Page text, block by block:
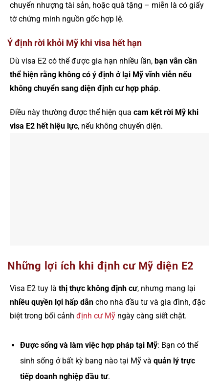
chuyển nhượng tài sản, hoặc quà tặng – miễn là có giấy
tờ chứng minh nguồn gốc hợp lệ.
Ý định rời khỏi Mỹ khi visa hết hạn
Dù visa E2 có thể được gia hạn nhiều lần, bạn vẫn cần
thể hiện rằng không có ý định ở lại Mỹ vĩnh viễn nếu
không chuyển sang diện định cư hợp pháp.
Điều này thường được thể hiện qua cam kết rời Mỹ khi
visa E2 hết hiệu lực, nếu không chuyển diện.
Những lợi ích khi định cư Mỹ diện E2
Visa E2 tuy là thị thực không định cư, nhưng mang lại
nhiều quyền lợi hấp dẫn cho nhà đầu tư và gia đình, đặc
biệt trong bối cảnh định cư Mỹ ngày càng siết chặt.
Được sống và làm việc hợp pháp tại Mỹ: Bạn có thể
sinh sống ở bất kỳ bang nào tại Mỹ và quản lý trực
tiếp doanh nghiệp đầu tư.